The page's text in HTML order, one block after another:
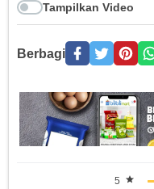
Tampilkan Video
Berbagi
5